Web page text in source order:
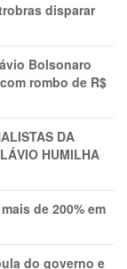
disparar
Bolsonaro
rombo de R$
DA
HUMILHA
de 200% em
do governo e